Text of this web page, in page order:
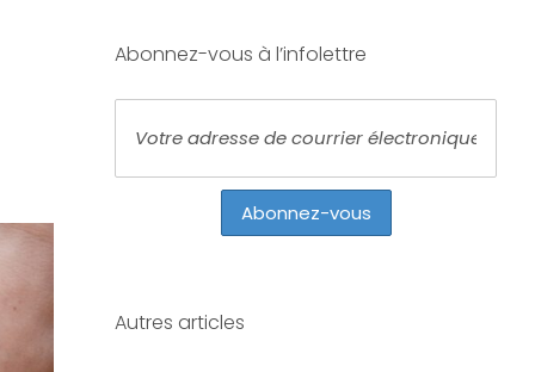
Abonnez-vous à l’infolettre
Autres articles